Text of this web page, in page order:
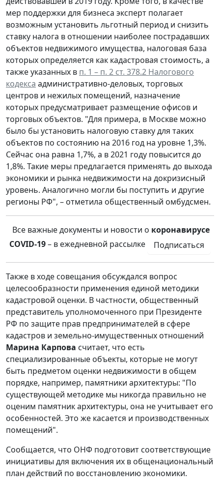
мер поддержки для бизнеса эксперт полагает
возможным установить льготный период и снизить
ставку налога в отношении наиболее пострадавших
объектов недвижимого имущества, налоговая база
которых определяется как кадастровая стоимость, а
также указанных в п. 1 – п. 2 ст. 378.2 Налогового
кодекса административно-деловых, торговых
центров и нежилых помещений, назначение
которых предусматривает размещение офисов и
торговых объектов. "Для примера, в Москве можно
было бы установить налоговую ставку для таких
объектов по состоянию на 2016 год на уровне 1,3%.
Сейчас она равна 1,7%, а в 2021 году повысится до
1,8%. Такие меры предлагается применять до выхода
экономики и рынка недвижимости на докризисный
уровень. Аналогично могли бы поступить и другие
регионы РФ", – отметила общественный омбудсмен.
Все важные документы и новости о коронавирусе
COVID-19– в ежедневной рассылке Подписаться
Также в ходе совещания обсуждался вопрос
целесообразности применения единой методики
кадастровой оценки. В частности, общественный
представитель уполномоченного при Президенте
РФ по защите прав предпринимателей в сфере
кадастров и земельно-имущественных отношений
Марина Карпова считает, что есть
специализированные объекты, которые не могут
быть предметом оценки недвижимости в общем
порядке, например, памятники архитектуры: "По
существующей методике мы никогда правильно не
оценим памятник архитектуры, она не учитывает его
особенностей. Это же касается и производственных
помещений".
Сообщается, что ОНФ подготовит соответствующие
инициативы для включения их в общенациональный
план действий по восстановлению экономики.